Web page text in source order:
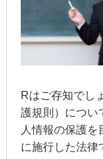
Rはご存知でし
護規則）につい
人情報の保護を
に施行した法